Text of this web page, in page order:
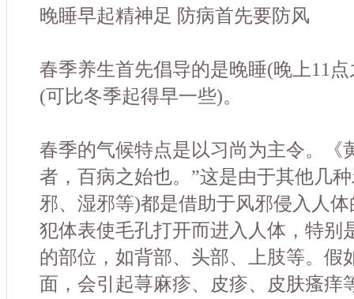
晚睡早起精神足 防病首先要防风
春季养生首先倡导的是晚睡(晚上11
(可比冬季起得早一些)。
春季的气候特点是以习尚为主令。《
者，百病之始也。”这是由于其他几
邪、湿邪等)都是借助于风邪侵入人
犯体表使毛孔打开而进入人体，特别
的部位，如背部、头部、上肢等。假
面，会引起荨麻疹、皮疹、皮肤瘙痒